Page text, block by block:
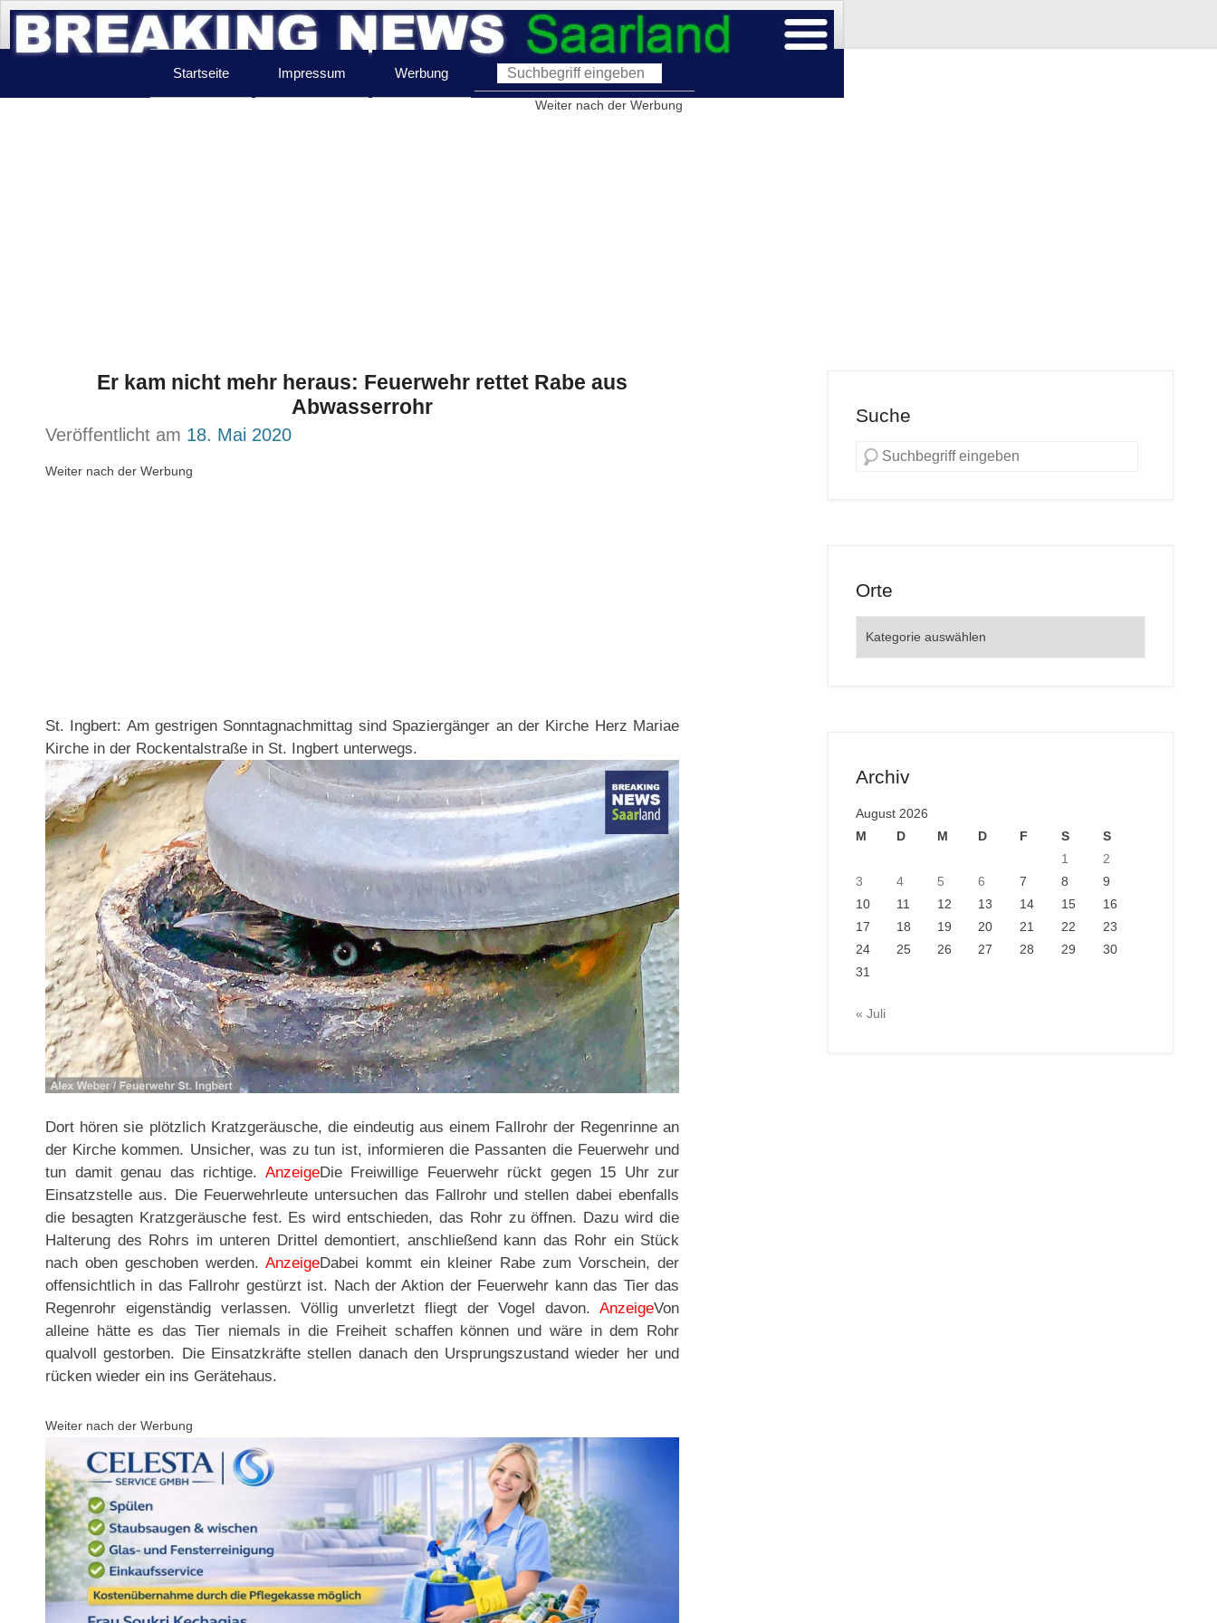
Startseite Impressum Werbung
Weiter nach der Werbung
Er kam nicht mehr heraus: Feuerwehr rettet Rabe aus
Abwasserrohr
Veröffentlicht am 18. Mai 2020
Weiter nach der Werbung
St. Ingbert: Am gestrigen Sonntagnachmittag sind Spaziergänger an der Kirche Herz Mariae
Kirche in der Rockentalstraße in St. Ingbert unterwegs.
Dort hören sie plötzlich Kratzgeräusche, die eindeutig aus einem Fallrohr der Regenrinne an
der Kirche kommen. Unsicher, was zu tun ist, informieren die Passanten die Feuerwehr und
tun damit genau das richtige. AnzeigeDie Freiwillige Feuerwehr rückt gegen 15 Uhr zur
Einsatzstelle aus. Die Feuerwehrleute untersuchen das Fallrohr und stellen dabei ebenfalls
die besagten Kratzgeräusche fest. Es wird entschieden, das Rohr zu öffnen. Dazu wird die
Halterung des Rohrs im unteren Drittel demontiert, anschließend kann das Rohr ein Stück
nach oben geschoben werden.AnzeigeDabei kommt ein kleiner Rabe zum Vorschein, der
offensichtlich in das Fallrohr gestürzt ist. Nach der Aktion der Feuerwehr kann das Tier das
Regenrohr eigenständig verlassen. Völlig unverletzt fliegt der Vogel davon. AnzeigeVon
alleine hätte es das Tier niemals in die Freiheit schaffen können und wäre in dem Rohr
qualvoll gestorben. Die Einsatzkräfte stellen danach den Ursprungszustand wieder her und
rücken wieder ein ins Gerätehaus.
Weiter nach der Werbung
Suche
Orte
Archiv
August 2026
M
D M D F S
S
1
2
3
4 5 6 7 8
9
10
11 12 13 14 15
16
17
18 19 20 21 22
23
24
25 26 27 28 29
30
31
« Juli